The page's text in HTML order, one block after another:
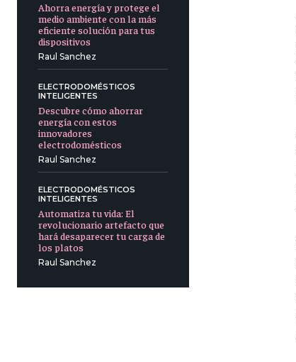
Ahorra energía y protege el
medio ambiente con la más
eficiente solución para tus
dispositivos
Raul Sanchez
ELECTRODOMÉSTICOS
INTELIGENTES
Descubre cómo ahorrar
energía con estos
innovadores
electrodomésticos
Raul Sanchez
ELECTRODOMÉSTICOS
INTELIGENTES
Automatiza tu vida: El
revolucionario artefacto que
hará desaparecer tu carga de
los platos
Raul Sanchez